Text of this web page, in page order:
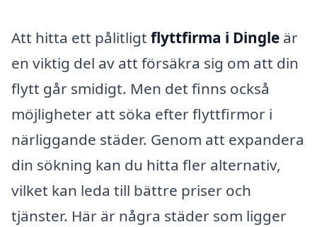
Att hitta ett pålitligt flyttfirma i Dingle är
en viktig del av att försäkra sig om att din
flytt går smidigt. Men det finns också
möjligheter att söka efter flyttfirmor i
närliggande städer. Genom att expandera
din sökning kan du hitta fler alternativ,
vilket kan leda till bättre priser och
tjänster. Här är några städer som ligger